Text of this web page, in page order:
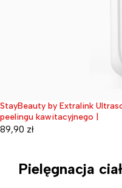
Wyprzedane
StayBeauty by Extralink
peelingu kawitacyjnego |
89,90 zł
Pielęgnacja